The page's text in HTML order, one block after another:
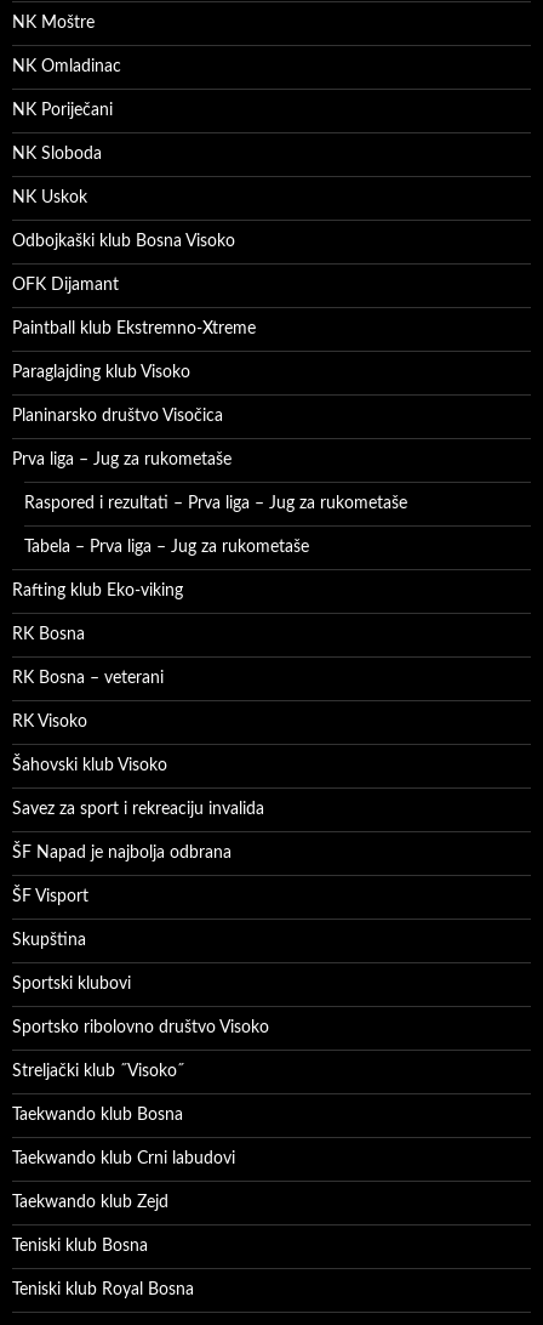
NK Moštre
NK Omladinac
NK Poriječani
NK Sloboda
NK Uskok
Odbojkaški klub Bosna Visoko
OFK Dijamant
Paintball klub Ekstremno-Xtreme
Paraglajding klub Visoko
Planinarsko društvo Visočica
Prva liga – Jug za rukometaše
Raspored i rezultati – Prva liga – Jug za rukometaše
Tabela – Prva liga – Jug za rukometaše
Rafting klub Eko-viking
RK Bosna
RK Bosna – veterani
RK Visoko
Šahovski klub Visoko
Savez za sport i rekreaciju invalida
ŠF Napad je najbolja odbrana
ŠF Visport
Skupština
Sportski klubovi
Sportsko ribolovno društvo Visoko
Streljački klub ˝Visoko˝
Taekwando klub Bosna
Taekwando klub Crni labudovi
Taekwando klub Zejd
Teniski klub Bosna
Teniski klub Royal Bosna